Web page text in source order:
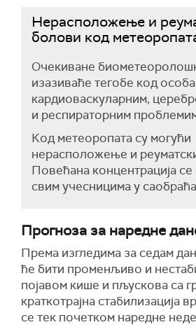
Нерасположење и
болови код
Очекиване
изазиваће тегобе код
кардиоваскуларним,
и респираторним
Код метеоропата су могући
нерасположење и
Повећана концентрација се
свим учесницима у
Прогноза за наредне
Према изгледима за седам
ће бити променљиво и
појавом кише и пљускова са
краткотрајна стабилизација
се тек почетком наредне